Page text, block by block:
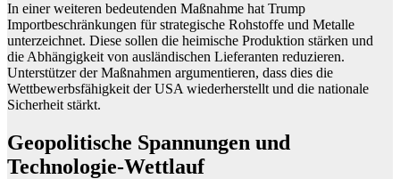
In einer weiteren bedeutenden Maßnahme hat Trump
Importbeschränkungen für strategische Rohstoffe und Metalle
unterzeichnet. Diese sollen die heimische Produktion stärken und
die Abhängigkeit von ausländischen Lieferanten reduzieren.
Unterstützer der Maßnahmen argumentieren, dass dies die
Wettbewerbsfähigkeit der USA wiederherstellt und die nationale
Sicherheit stärkt.
Geopolitische Spannungen und
Technologie-Wettlauf